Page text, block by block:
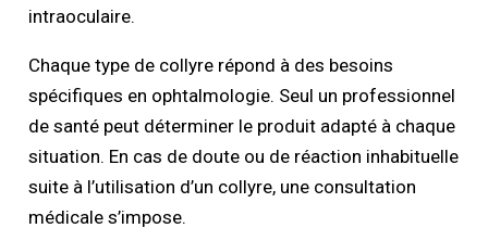
intraoculaire.
Chaque type de collyre répond à des besoins
spécifiques en ophtalmologie. Seul un professionnel
de santé peut déterminer le produit adapté à chaque
situation. En cas de doute ou de réaction inhabituelle
suite à l’utilisation d’un collyre, une consultation
médicale s’impose.